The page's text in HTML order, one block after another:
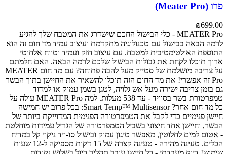
פרו (Meater Pro)
₪699.00
MEATER Pro - כלי הבישול החכם שישדרג את המטבח שלך
להגיע
לרמה הבאה בבישול עם טכנולוגיה מתקדמת ועיצוב עמיד מד חום זה הוא
התוספת האולטימטיבית למטבח. עם עיצוב חזק ועמיד וטווח אלחוטי
ארוך תוכלו לקחת את גבולות הבישול שלכם לרמה הבאה. האם חלמתם
על צריבה מושלמת של סטייק מעל להבה פתוחה? עם מד חום MEATER
Pro זה אפשרי! את מד החום הזה תוכלו להשאיר את החיישן בתוך הבשר
גם בזמן צריבה ישירה מעל אש גלויה, לטגן בשמן עמוק או למדוד
טמפרטורת בשר בסוויד - עד 538 מעלות.
למה MEATER Pro עולה על
כל מד חום אחר?
Smart Temp™ Multisensor: בכל פרוב יש חמישה
חיישן פנימיים כדי לקבל את הטמפרטורה הפנימית המדוייקת ביותר של
הבשר, וחיישן אחד חיצוני בשביל הטמפרטורה של הגריל עמידות מוחלטת
- אטום למים לחלוטין, מאפשר טיגון עמוק ובישול סו-ויד ניקוי קל במדיח
הכלים.
טעינה מהירה - טעינה קצרה של 15 דקות מספיקה ל-12 שעות